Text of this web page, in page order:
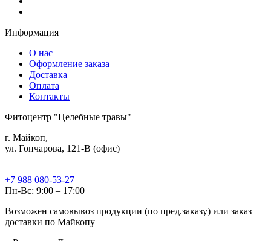
Информация
О нас
Оформление заказа
Доставка
Оплата
Контакты
Фитоцентр "Целебные травы"
г. Майкоп,
ул. Гончарова, 121-В (офис)
+7 988 080-53-27
Пн-Вс: 9:00 – 17:00
Возможен самовывоз продукции (по пред.заказу) или заказ
доставки по Майкопу